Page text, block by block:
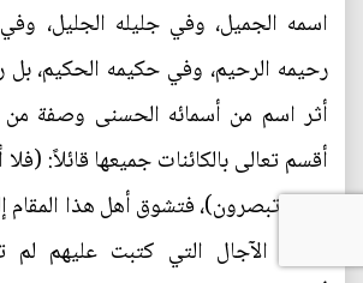
اسمه الجميل، وفي جليله الجليل،
رحيمه الرحيم، وفي حكيمه الحكيم،
أثر اسم من أسمائه الحسنى وصفة من
أقسم تعالى بالكائنات جميعها قائلاً:
وما لا تبصرون)، فتشوق أهل هذا المقام
(فلولا الآجال التي كتبت عليهم